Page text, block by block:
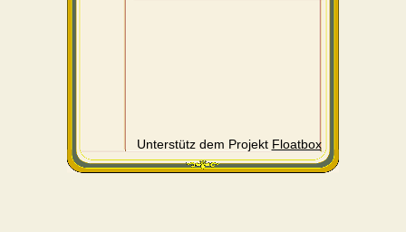
Unterstütz dem Projekt Floatbox